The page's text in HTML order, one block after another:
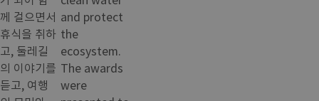
께 걸으면서
휴식을 취하
고, 둘레길
의 이야기를
듣고, 여행
and protect
the
ecosystem.
The awards
were